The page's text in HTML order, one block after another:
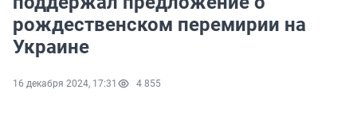
рождественском перемирии на
Украине
16 декабря 2024, 17:31 4 855